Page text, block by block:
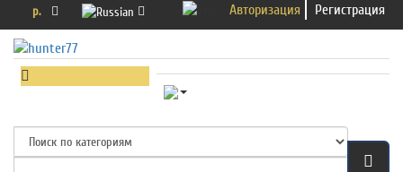
р. Авторизация Регистрация